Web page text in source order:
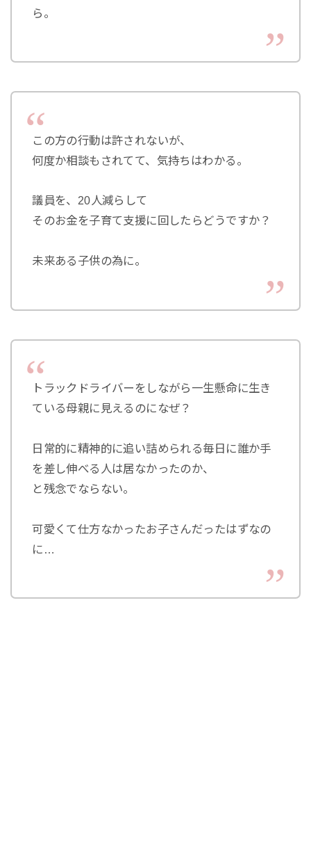
ら。
この方の行動は許されないが、
何度か相談もされてて、気持ちはわかる。
議員を、20人減らして
そのお金を子育て支援に回したらどうですか？
未来ある子供の為に。
トラックドライバーをしながら一生懸命に生き
ている母親に見えるのになぜ？
日常的に精神的に追い詰められる毎日に誰か手
を差し伸べる人は居なかったのか、
と残念でならない。
可愛くて仕方なかったお子さんだったはずなの
に…